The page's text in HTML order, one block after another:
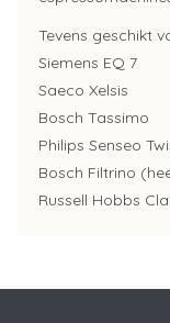
Tevens geschikt
Siemens EQ 7
Saeco Xelsis
Bosch Tassimo
Philips Senseo
Bosch Filtrino
Russell Hobbs